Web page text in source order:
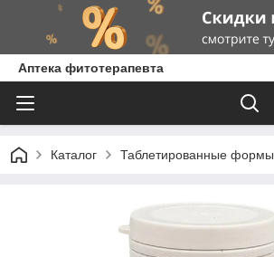
Аптека фитотерапевта
Каталог Таблетированные формы